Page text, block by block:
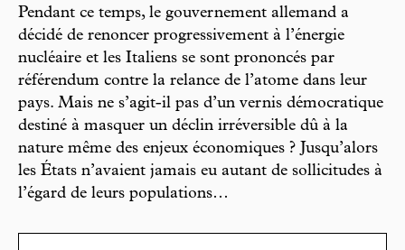
Pendant ce temps, le gouvernement allemand a
décidé de renoncer progressivement à l’énergie
nucléaire et les Italiens se sont prononcés par
référendum contre la relance de l’atome dans leur
pays. Mais ne s’agit-il pas d’un vernis démocratique
destiné à masquer un déclin irréversible dû à la
nature même des enjeux économiques ? Jusqu’alors
les États n’avaient jamais eu autant de sollicitudes à
l’égard de leurs populations…